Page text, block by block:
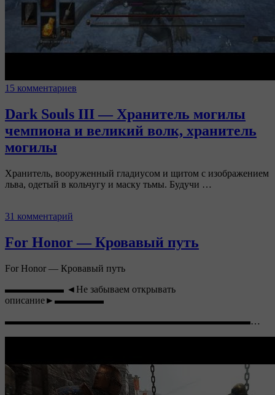
15 комментариев
Dark Souls III — Хранитель могилы
чемпиона и великий волк, хранитель
могилы
Хранитель, вооруженный гладиусом и щитом с изображением
льва, одетый в кольчугу и маску тьмы. Будучи …
31 комментарий
For Honor — Кровавый путь
For Honor — Кровавый путь
▬▬▬▬▬▬ ◄Не забываем открывать
описание►▬▬▬▬▬
▬▬▬▬▬▬▬▬▬▬▬▬▬▬▬▬▬▬▬▬▬▬▬▬▬…